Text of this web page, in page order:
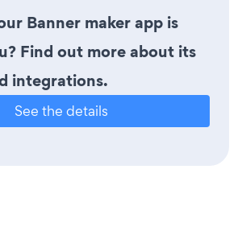
Banner maker app is
Find out more about its
integrations.
See the details